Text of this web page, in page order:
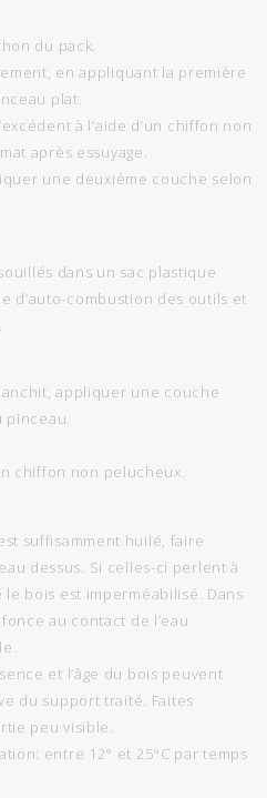
du pack.
en appliquant la première
plat.
à l’aide d’un chiffon non
après essuyage.
une deuxième couche selon
dans un sac plastique
d’auto-combustion des outils et
appliquer une couche
pinceau.
chiffon non pelucheux.
suffisamment huilé, faire
dessus. Si celles-ci perlent à
le bois est imperméabilisé. Dans
au contact de l’eau
et l’âge du bois peuvent
du support traité. Faites
peu visible.
entre 12° et 25°C par temps